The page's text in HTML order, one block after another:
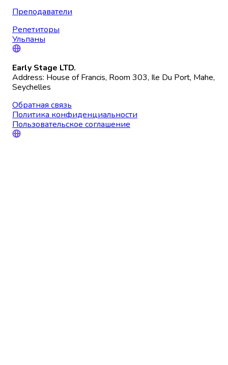
Преподаватели
Репетиторы
Ульпаны
Early Stage LTD.
Address: House of Francis, Room 303, Ile Du Port, Mahe,
Seychelles
Обратная связь
Политика конфиденциальности
Пользовательское соглашение